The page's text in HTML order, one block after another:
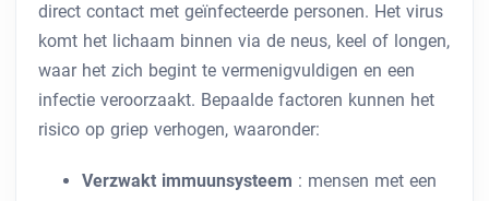
direct contact met geïnfecteerde personen. Het virus
komt het lichaam binnen via de neus, keel of longen,
waar het zich begint te vermenigvuldigen en een
infectie veroorzaakt. Bepaalde factoren kunnen het
risico op griep verhogen, waaronder:
Verzwakt immuunsysteem : mensen met een